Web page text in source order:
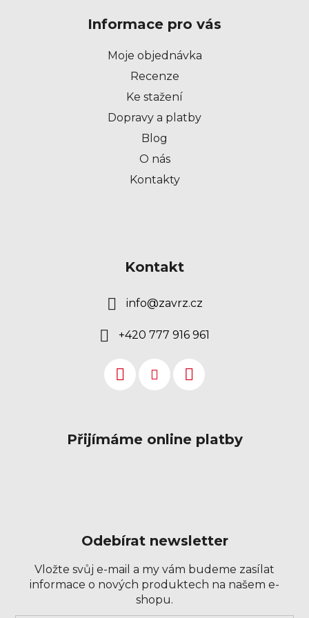
Informace pro vás
Moje objednávka
Recenze
Ke stažení
Dopravy a platby
Blog
O nás
Kontakty
Kontakt
info@zavrz.cz
+420 777 916 961
Přijímáme online platby
Odebírat newsletter
Vložte svůj e-mail a my vám budeme zasílat
informace o nových produktech na našem e-
shopu.